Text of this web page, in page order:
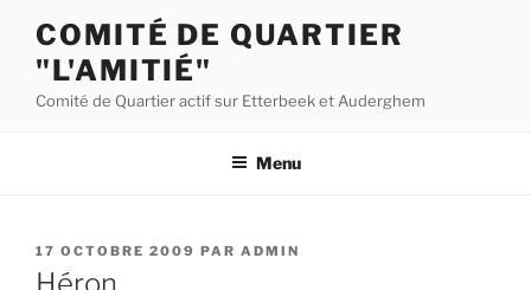
contenu
principal
COMITÉ DE QUARTIER
"L'AMITIÉ"
Comité de Quartier actif sur Etterbeek et Auderghem
Menu
PUBLIÉ
LE
17 OCTOBRE 2009 PAR ADMIN